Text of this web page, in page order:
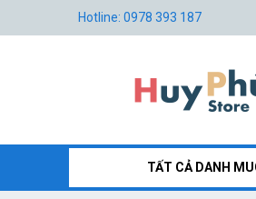
Hotline: 0978 393 187
TẤT CẢ DANH